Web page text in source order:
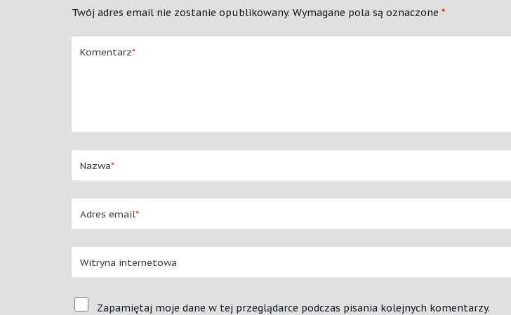
Twój adres email nie zostanie opublikowany. Wymagane pola są oznaczone *
Komentarz*
Nazwa*
Adres email*
Witryna internetowa
Zapamiętaj moje dane w tej przeglądarce podczas pisania kolejnych komentarzy.